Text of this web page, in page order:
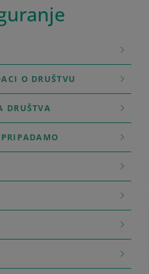
O DRUŠTVU
DRUŠTVA